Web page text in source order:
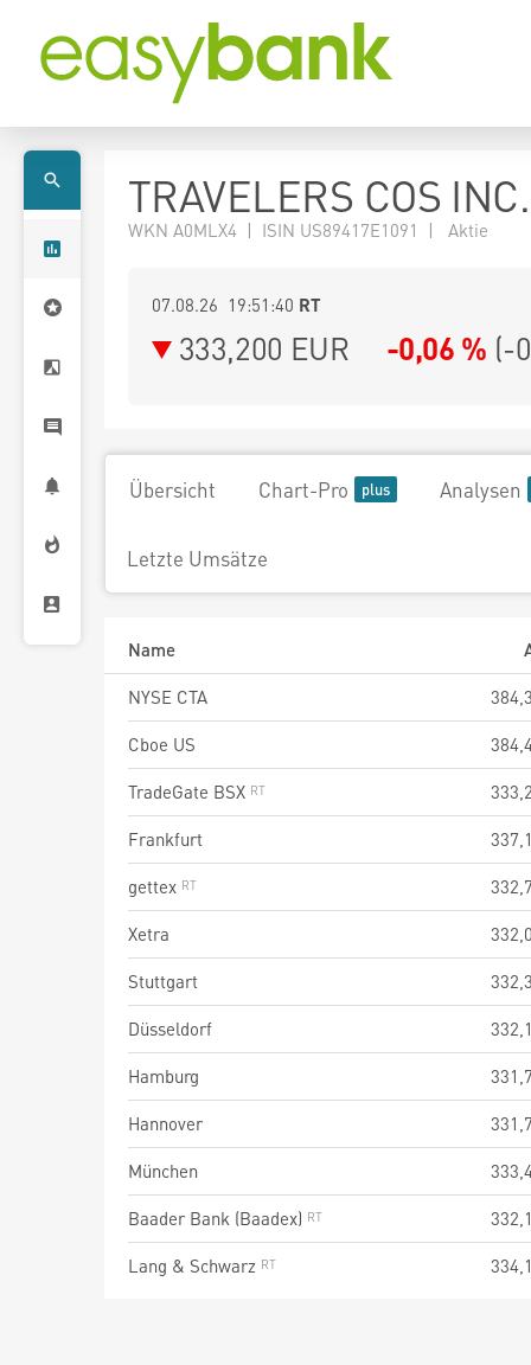
TRAVELERS COS INC.
WKN A0MLX4 | ISIN US89417E1091 | Aktie
07.08.26 19:51:40 RT
333,200 EUR -0,06 % (-
Übersicht Chart-Pro Analysen
Letzte Umsätze
Name
NYSE CTA
Cboe US
TradeGate BSX
Frankfurt
gettex
Xetra
Stuttgart
Düsseldorf
Hamburg
Hannover
München
Baader Bank (Baadex)
Lang & Schwarz